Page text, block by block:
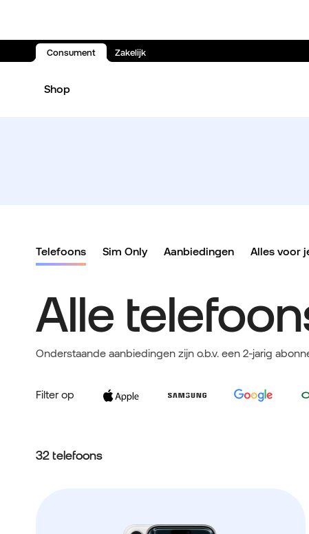
Consument Zakelijk
Shop
Telefoons Sim Only Aanbiedingen Alles voor
Alle
Onderstaande aanbiedingen zijn o.b.v. een 2-jarig
Filter op
32 telefoons